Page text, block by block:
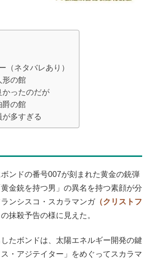
（ネタバレあり）
形の館
かったのだが
爵の館
が多すぎる
ンドの番号007が刻まれた黄金の銃弾
金銃を持つ男」の異名を持つ素顔が分
ンシスコ・スカラマンガ（クリストフ
抹殺予告の様に見えた。
たボンドは、太陽エネルギー開発の鍵
・アジテイター」をめぐってスカラマ